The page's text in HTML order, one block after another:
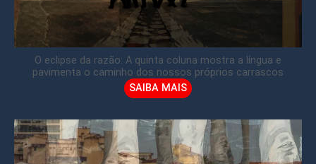
O eclipse da razão: A quinta coluna mostra a língua e
pavimenta o caminho dos nossos próprios carrascos
SAIBA MAIS